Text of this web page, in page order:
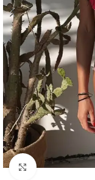
Kliknite za